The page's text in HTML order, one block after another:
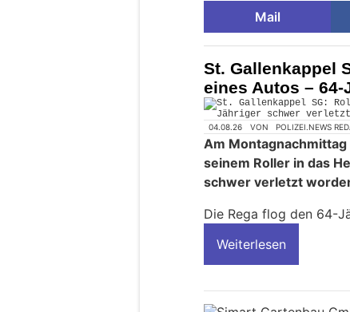
Mail
St. Gallenkappel
eines Autos –
04.08.26 VON POLIZEI.NEWS
Am
seinem Roller in das
schwer verletzt
Die Rega flog den 64-
Weiterlesen